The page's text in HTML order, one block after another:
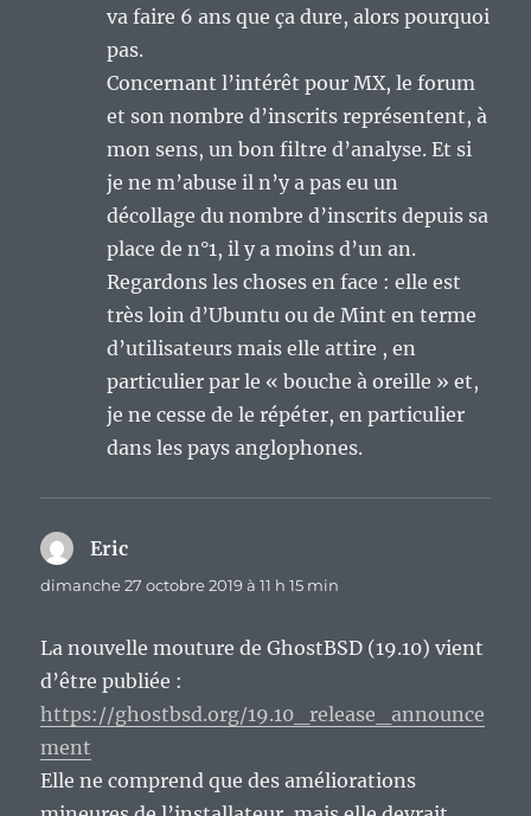
va faire 6 ans que ça dure, alors pourquoi
pas.
Concernant l’intérêt pour MX, le forum
et son nombre d’inscrits représentent, à
mon sens, un bon filtre d’analyse. Et si
je ne m’abuse il n’y a pas eu un
décollage du nombre d’inscrits depuis sa
place de n°1, il y a moins d’un an.
Regardons les choses en face : elle est
très loin d’Ubuntu ou de Mint en terme
d’utilisateurs mais elle attire , en
particulier par le « bouche à oreille » et,
je ne cesse de le répéter, en particulier
dans les pays anglophones.
Eric
dimanche 27 octobre 2019 à 11 h 15 min
La nouvelle mouture de GhostBSD (19.10) vient
d’être publiée :
https://ghostbsd.org/19.10_release_announce
ment
Elle ne comprend que des améliorations